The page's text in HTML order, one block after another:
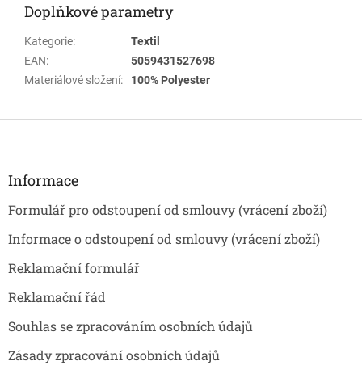
Doplňkové parametry
Kategorie:
Textil
EAN:
5059431527698
Materiálové složení: 100% Polyester
Z
Informace
Formulář pro odstoupení od smlouvy (vrácení zboží)
Informace o odstoupení od smlouvy (vrácení zboží)
Reklamační formulář
Reklamační řád
Souhlas se zpracováním osobních údajů
Zásady zpracování osobních údajů